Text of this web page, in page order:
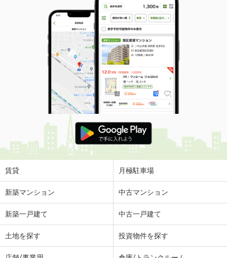
賃貸 月極駐車場
新築マンション 中古マンション
新築一戸建て 中古一戸建て
土地を探す 投資物件を探す